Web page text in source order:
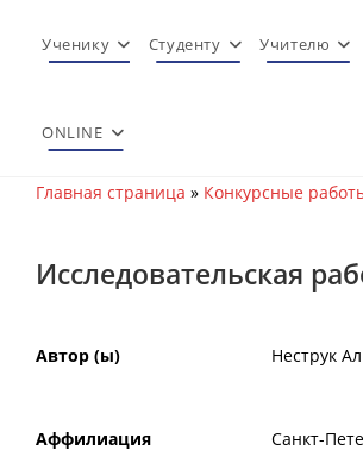
Ученику Студенту Учителю
ONLINE
Главная страница » Конкурсные
Исследовательская
Автор (ы) Неструк
Аффилиация Санкт-